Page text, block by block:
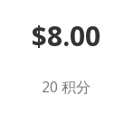
$8.00
20 积分